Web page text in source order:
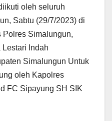
oleh seluruh
Sabtu (29/7/2023) di
Polres Simalungun,
Indah
Simalungun Untuk
oleh Kapolres
FC Sipayung SH SIK